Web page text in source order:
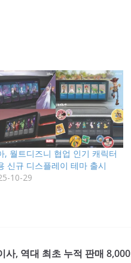
, 월트디즈니 협업 인기 캐릭터
신규 디스플레이 테마 출시
10-29
사, 역대 최초 누적 판매 8,000